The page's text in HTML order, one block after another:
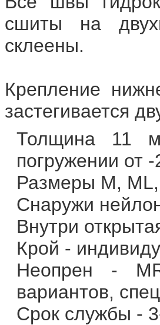
сшиты на
склеены.
Крепление
застегивается
Толщина 11
погружении от
Размеры M,
Снаружи
Внутри
Крой -
Неопрен -
вариантов,
Срок службы -